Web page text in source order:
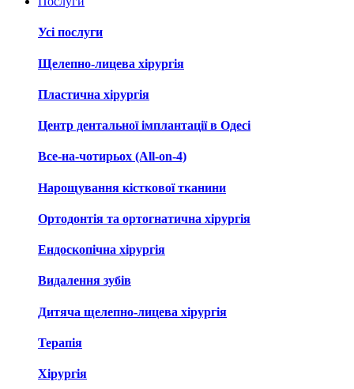
Усі послуги
Щелепно-лицева хірургія
Пластична хірургія
Центр дентальної імплантації в Одесі
Все-на-чотирьох (All-on-4)
Нарощування кісткової тканини
Ортодонтія та ортогнатична хірургія
Ендоскопічна хірургія
Видалення зубів
Дитяча щелепно-лицева хірургія
Терапія
Хірургія